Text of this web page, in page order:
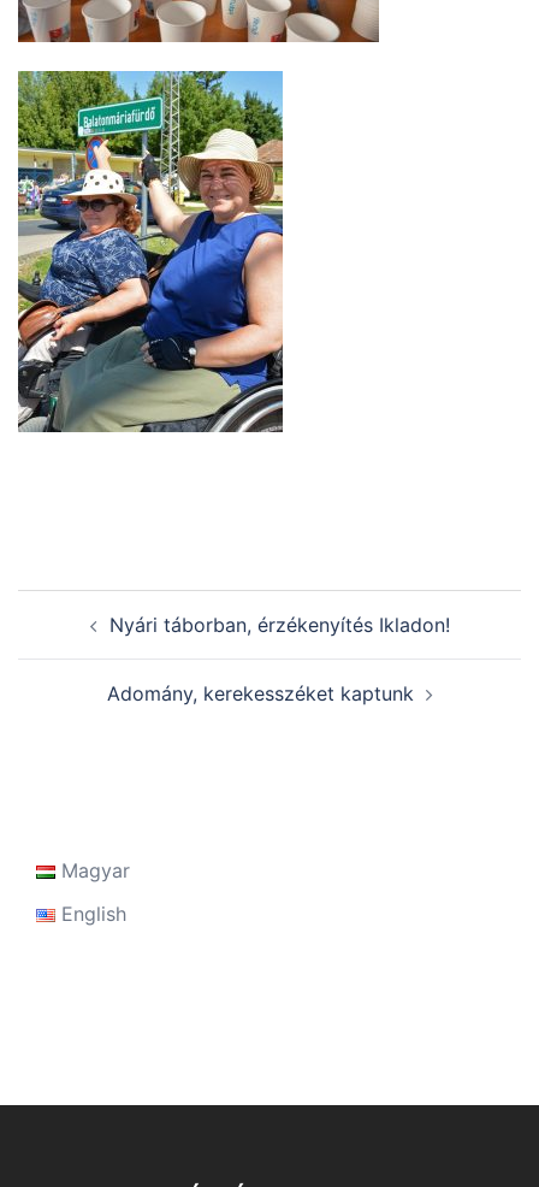
navigationNyári táborban, érzékenyítés Ikladon!
Adomány, kerekesszéket kaptunk
Magyar
English